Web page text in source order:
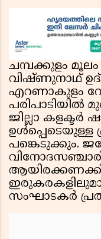
ചമ്പക്കുളം മൂലം
വിഷ്ണുനാഥ്
എറണാകുളം
പരിപാടിയിൽ
ജില്ലാ കളക്ടർ
ഉൾപ്പെടെയുള്ള
പങ്കെടുക്കും.
സംഘാടകർ